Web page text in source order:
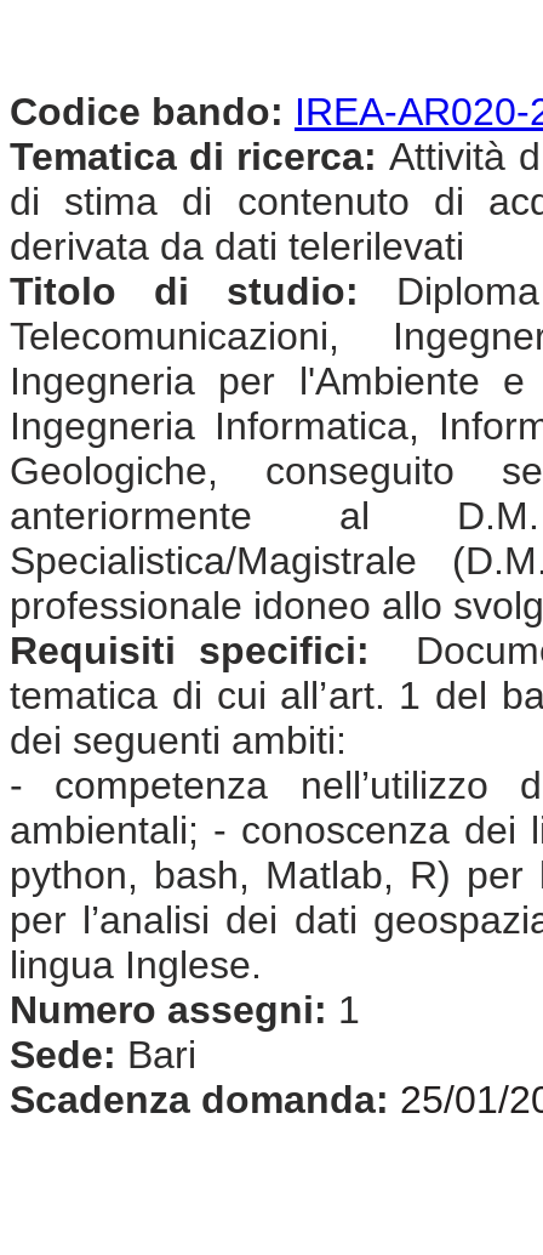
Codice bando: IREA-AR020-
Tematica di ricerca: Attività
di stima di contenuto di
derivata da dati telerilevati
Titolo di studio:
Telecomunicazioni,
Ingegneria per l'Ambiente
Ingegneria Informatica,
Geologiche, conseguito
anteriormente al
Specialistica/Magistrale
professionale idoneo allo
Requisiti specifici:
tematica di cui all’art. 1 del
dei seguenti ambiti:
- competenza nell’utilizzo
ambientali; - conoscenza dei
python, bash, Matlab, R) per
per l’analisi dei dati
lingua Inglese.
Numero assegni: 1
Sede: Bari
Scadenza domanda: 25/01/